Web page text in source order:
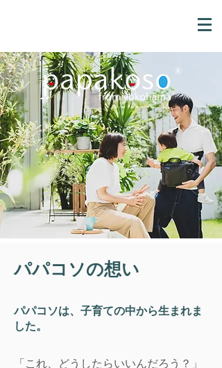
パパコソの想い
パパコソは、子育ての中から生まれま
した。
「これ、どうしたらいいんだろう？」